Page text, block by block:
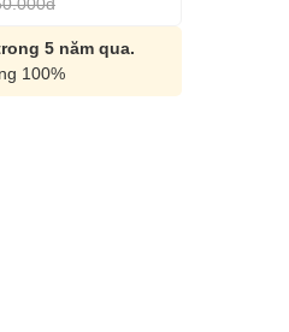
5 năm qua.
100%